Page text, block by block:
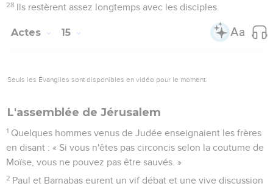
28 Ils restèrent assez longtemps avec les disciples.
Actes 15
Seuls les Évangiles sont disponibles en vidéo pour le moment.
L'assemblée de Jérusalem
1 Quelques hommes venus de Judée enseignaient les frères
en disant : « Si vous n'êtes pas circoncis selon la coutume de
Moïse, vous ne pouvez pas être sauvés. »
2 Paul et Barnabas eurent un vif débat et une vive discussion